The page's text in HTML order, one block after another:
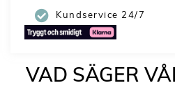
Kundservice 24/7
VAD SÄGER